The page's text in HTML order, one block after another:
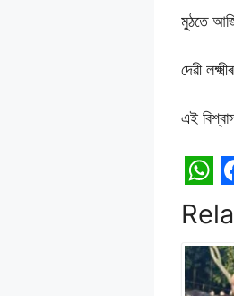
মুঠতে
দেৱী
এই
W
h
a
t
a